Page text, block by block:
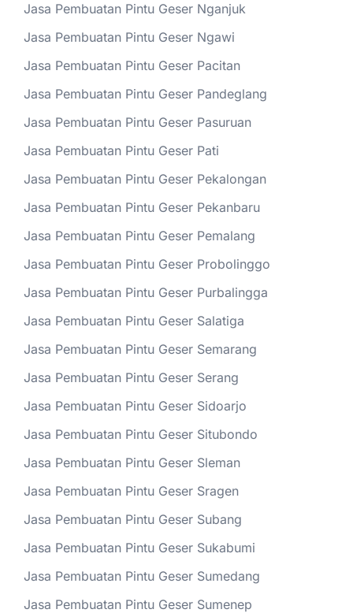
Jasa Pembuatan Pintu Geser Nganjuk
Jasa Pembuatan Pintu Geser Ngawi
Jasa Pembuatan Pintu Geser Pacitan
Jasa Pembuatan Pintu Geser Pandeglang
Jasa Pembuatan Pintu Geser Pasuruan
Jasa Pembuatan Pintu Geser Pati
Jasa Pembuatan Pintu Geser Pekalongan
Jasa Pembuatan Pintu Geser Pekanbaru
Jasa Pembuatan Pintu Geser Pemalang
Jasa Pembuatan Pintu Geser Probolinggo
Jasa Pembuatan Pintu Geser Purbalingga
Jasa Pembuatan Pintu Geser Salatiga
Jasa Pembuatan Pintu Geser Semarang
Jasa Pembuatan Pintu Geser Serang
Jasa Pembuatan Pintu Geser Sidoarjo
Jasa Pembuatan Pintu Geser Situbondo
Jasa Pembuatan Pintu Geser Sleman
Jasa Pembuatan Pintu Geser Sragen
Jasa Pembuatan Pintu Geser Subang
Jasa Pembuatan Pintu Geser Sukabumi
Jasa Pembuatan Pintu Geser Sumedang
Jasa Pembuatan Pintu Geser Sumenep